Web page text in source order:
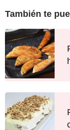
También te